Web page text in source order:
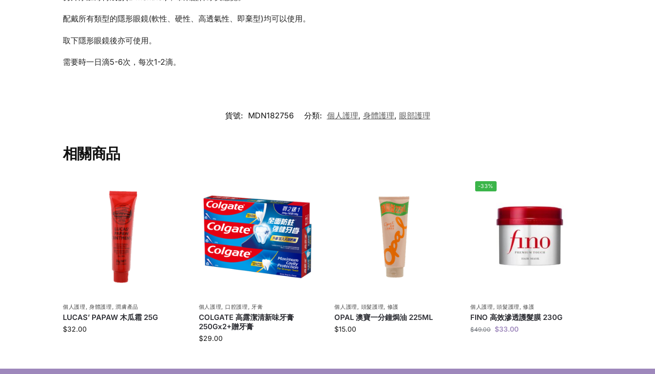
配戴所有類型的隱形眼鏡(軟性、硬性、高透氣性、即棄型)均可以使用。
取下隱形眼鏡後亦可使用。
需要時一日滴5-6次，每次1-2滴。
貨號: MDN182756 分類: 個人護理, 身體護理, 眼部護理
相關商品
個人護理 ,身體護理 ,潤膚產品
LUCAS’ PAPAW 木瓜霜 25G
$32.00
個人護理, 口腔護理 , 牙膏
COLGATE 高露潔清新味牙膏
250Gx2+贈牙膏
$29.00
個人護理 , 頭髮護理, 修護
OPAL 澳寶一分鐘焗油 225ML
$15.00
-33%
個人護理 ,頭髮護理 ,修護
FINO 高效滲透護髮膜 230G
$49.00 $33.00